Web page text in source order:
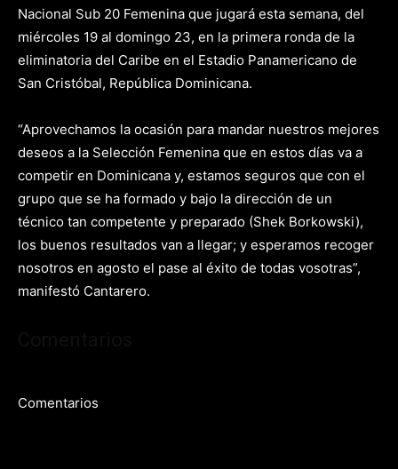
Nacional Sub 20 Femenina que jugará esta semana, del
miércoles 19 al domingo 23, en la primera ronda de la
eliminatoria del Caribe en el Estadio Panamericano de
San Cristóbal, República Dominicana.
“Aprovechamos la ocasión para mandar nuestros mejores
deseos a la Selección Femenina que en estos días va a
competir en Dominicana y, estamos seguros que con el
grupo que se ha formado y bajo la dirección de un
técnico tan competente y preparado (Shek Borkowski),
los buenos resultados van a llegar; y esperamos recoger
nosotros en agosto el pase al éxito de todas vosotras”,
manifestó Cantarero.
Comentarios